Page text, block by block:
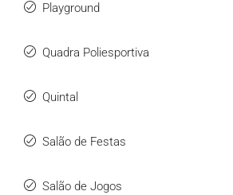
Playground
Quadra Poliesportiva
Quintal
Salão de Festas
Salão de Jogos